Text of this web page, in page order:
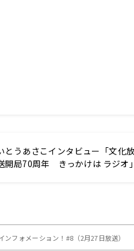
とうあさこインタビュー「文化放
開局70周年 きっかけは ラジオ」
フォメーション！#8（2月27日放送）